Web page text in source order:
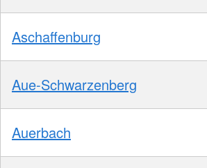
Aschaffenburg
Aue-Schwarzenberg
Auerbach